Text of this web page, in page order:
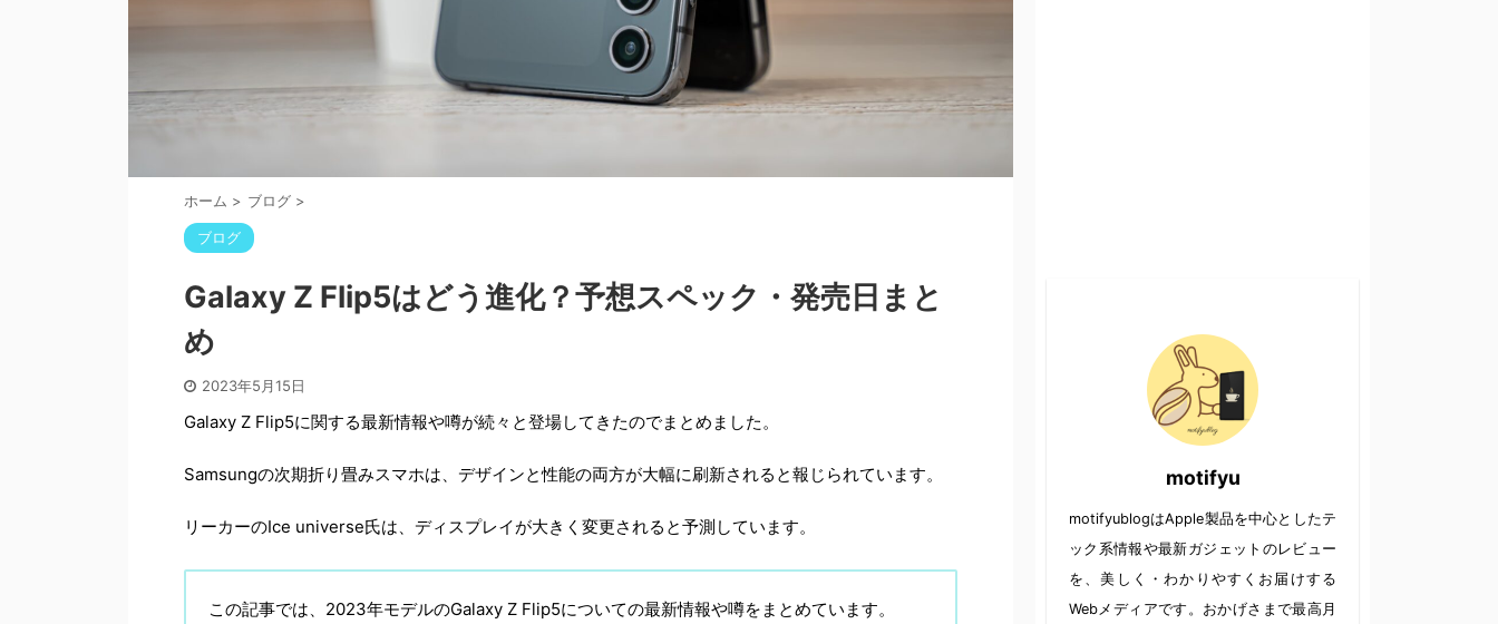
ホーム > ブログ >
ブログ
Galaxy Z Flip5はどう進化？予想スペック・発売日まと
め
2023年5月15日
Galaxy Z Flip5に関する最新情報や噂が続々と登場してきたのでまとめました。
Samsungの次期折り畳みスマホは、デザインと性能の両方が大幅に刷新されると報じられています。
リーカーのIce universe氏は、ディスプレイが大きく変更されると予測しています。
この記事では、2023年モデルのGalaxy Z Flip5についての最新情報や噂をまとめています。
motifyu
motifyublogはApple製品を中心としたテ
ック系情報や最新ガジェットのレビュー
を、美しく・わかりやすくお届けする
Webメディアです。おかげさまで最高月